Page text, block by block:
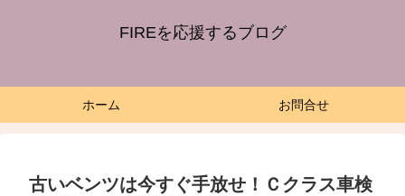
FIREを応援するブログ
ホーム お問合せ
古いベンツは今すぐ手放せ！Ｃクラス車検